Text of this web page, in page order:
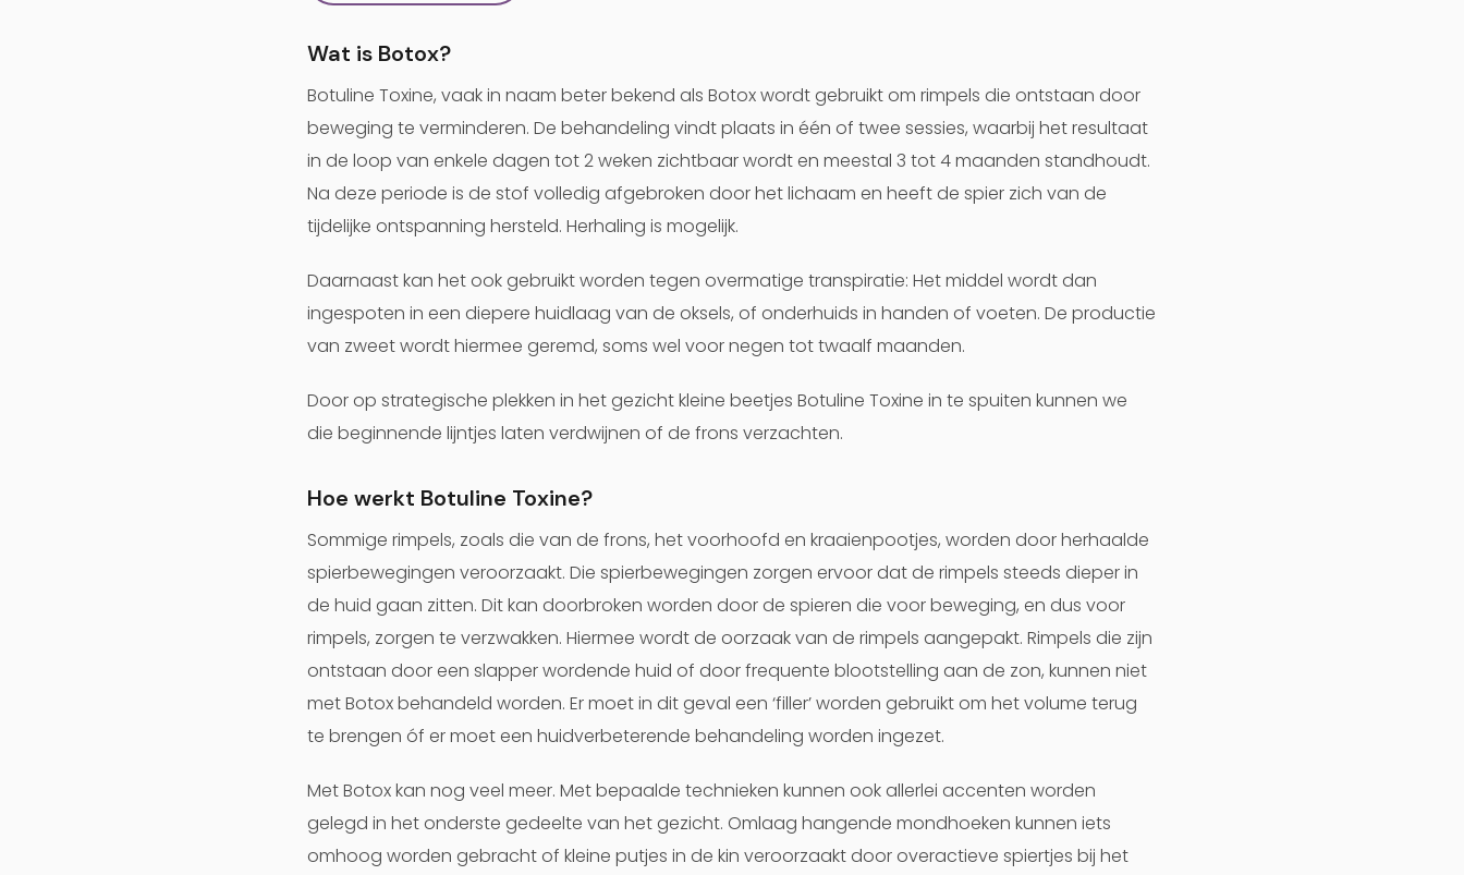
Wat is Botox?
Botuline Toxine, vaak in naam beter bekend als Botox wordt gebruikt om rimpels die ontstaan door
beweging te verminderen. De behandeling vindt plaats in één of twee sessies, waarbij het resultaat
in de loop van enkele dagen tot 2 weken zichtbaar wordt en meestal 3 tot 4 maanden standhoudt.
Na deze periode is de stof volledig afgebroken door het lichaam en heeft de spier zich van de
tijdelijke ontspanning hersteld. Herhaling is mogelijk.
Daarnaast kan het ook gebruikt worden tegen overmatige transpiratie: Het middel wordt dan
ingespoten in een diepere huidlaag van de oksels, of onderhuids in handen of voeten. De productie
van zweet wordt hiermee geremd, soms wel voor negen tot twaalf maanden.
Door op strategische plekken in het gezicht kleine beetjes Botuline Toxine in te spuiten kunnen we
die beginnende lijntjes laten verdwijnen of de frons verzachten.
Hoe werkt Botuline Toxine?
Sommige rimpels, zoals die van de frons, het voorhoofd en kraaienpootjes, worden door herhaalde
spierbewegingen veroorzaakt. Die spierbewegingen zorgen ervoor dat de rimpels steeds dieper in
de huid gaan zitten. Dit kan doorbroken worden door de spieren die voor beweging, en dus voor
rimpels, zorgen te verzwakken. Hiermee wordt de oorzaak van de rimpels aangepakt. Rimpels die zijn
ontstaan door een slapper wordende huid of door frequente blootstelling aan de zon, kunnen niet
met Botox behandeld worden. Er moet in dit geval een ‘filler’ worden gebruikt om het volume terug
te brengen óf er moet een huidverbeterende behandeling worden ingezet.
Met Botox kan nog veel meer. Met bepaalde technieken kunnen ook allerlei accenten worden
gelegd in het onderste gedeelte van het gezicht. Omlaag hangende mondhoeken kunnen iets
omhoog worden gebracht of kleine putjes in de kin veroorzaakt door overactieve spiertjes bij het